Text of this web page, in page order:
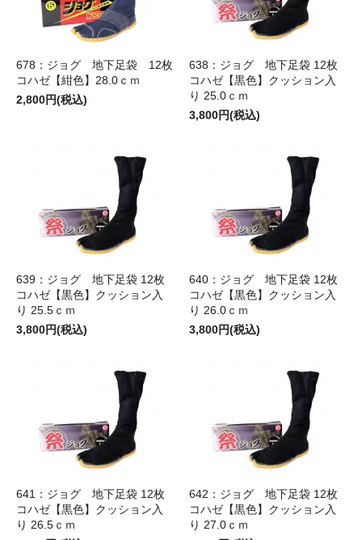
678：ジョグ 地下足袋 12枚
コハゼ【紺色】28.0ｃｍ
2,800円(税込)
638：ジョグ 地下足袋 12枚
コハゼ【黒色】クッション入
り 25.0ｃｍ
3,800円(税込)
639：ジョグ 地下足袋 12枚
コハゼ【黒色】クッション入
り 25.5ｃｍ
3,800円(税込)
640：ジョグ 地下足袋 12枚
コハゼ【黒色】クッション入
り 26.0ｃｍ
3,800円(税込)
641：ジョグ 地下足袋 12枚
コハゼ【黒色】クッション入
り 26.5ｃｍ
642：ジョグ 地下足袋 12枚
コハゼ【黒色】クッション入
り 27.0ｃｍ